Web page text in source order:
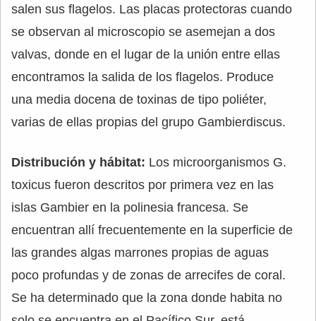
salen sus flagelos. Las placas protectoras cuando
se observan al microscopio se asemejan a dos
valvas, donde en el lugar de la unión entre ellas
encontramos la salida de los flagelos. Produce
una media docena de toxinas de tipo poliéter,
varias de ellas propias del grupo Gambierdiscus.
Distribución y hábitat: Los microorganismos G.
toxicus fueron descritos por primera vez en las
islas Gambier en la polinesia francesa. Se
encuentran allí frecuentemente en la superficie de
las grandes algas marrones propias de aguas
poco profundas y de zonas de arrecifes de coral.
Se ha determinado que la zona donde habita no